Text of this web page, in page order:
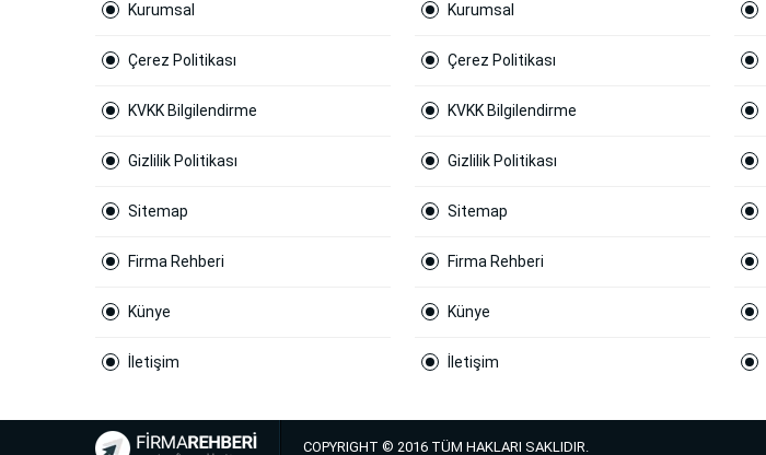
Kurumsal
Çerez Politikası
KVKK Bilgilendirme
Gizlilik Politikası
Sitemap
Firma Rehberi
Künye
İletişim
Kurumsal
Çerez Politikası
KVKK Bilgilendirme
Gizlilik Politikası
Sitemap
Firma Rehberi
Künye
İletişim
COPYRIGHT © 2016 TÜM HAKLARI SAKLIDIR.